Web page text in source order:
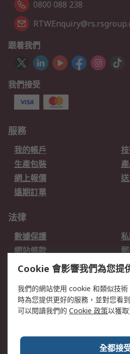
0800 088 238
跟着我們
我們接受
服務
我的帳戶
生產包裝
網上報價
遠期訂單
法律
數據保護
網站條款
销售条款和条件
關於RS
RS的歷史
加入我們
Cookie 會影響我們為您提
我們的網站使用 cookie 和類似技
時為您提供更好的服務，並對您看
可以閱讀我們的 Cookie 政策以獲取
全都接